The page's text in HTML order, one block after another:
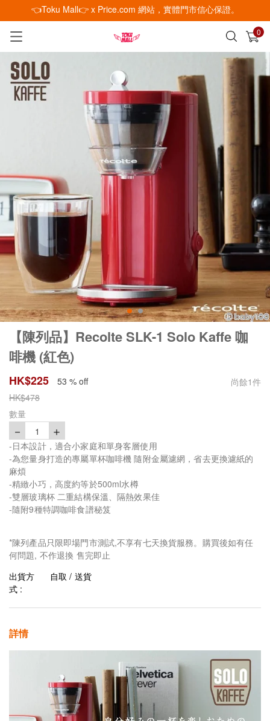
👈Toku Mall👉 x Price.com 網站，實體門市信心保證。
0
已加入購物車 查看
【陳列品】Recolte SLK-1 Solo Kaffe 咖
啡機 (紅色)
HK$225 53 % off 尚餘1件
HK$478
數量
－ 1 ＋
-日本設計，適合小家庭和單身客層使用
-為您量身打造的專屬單杯咖啡機 隨附金屬濾網，省去更換濾紙的
麻煩
-精緻小巧，高度約等於500ml水樽
-雙層玻璃杯 二重結構保溫、隔熱效果佳
-隨附9種特調咖啡食譜秘笈
*陳列產品只限即場門市測試,不享有七天換貨服務。購買後如有任
何問題, 不作退換 售完即止
出貨方
式 :
自取 / 送貨
詳情